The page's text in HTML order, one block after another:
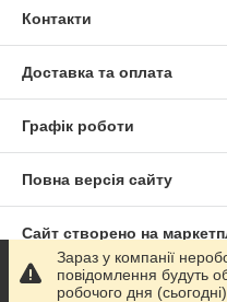
Контакти
Доставка та оплата
Графік роботи
Повна версія сайту
Сайт створено на
Політика конфіденційності
Зараз у компанії
повідомлення будуть
робочого дня (сьогодні).